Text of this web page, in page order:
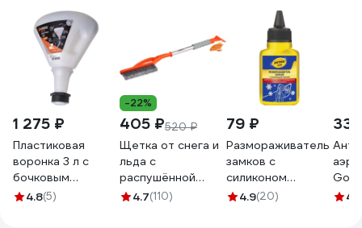
1 275 ₽
Пластиковая
воронка 3 л с
бочковым
адаптером GROZ
4.8(5)
-22%
405 ₽520 ₽
Щетка от снега и
льда с
распушённой
щетиной +
4.7(110)
79 ₽
Размораживатель
замков с
силиконом
Astrohim 40мл
4.9(20) 4.4